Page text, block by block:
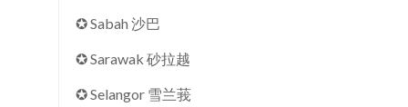
✪ Sabah 沙巴
✪ Sarawak 砂拉越
✪ Selangor 雪兰莪